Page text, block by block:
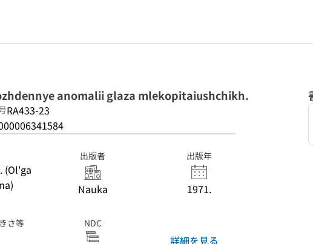
anomalii glaza mlekopitaiushchikh.
RA433-23
(Ol'ga
出版者
Nauka
出版年
1971.
さ等 NDC
詳細を見る